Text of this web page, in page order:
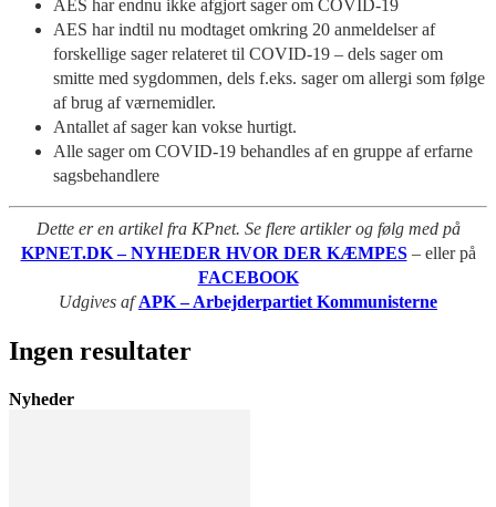
AES har endnu ikke afgjort sager om COVID-19
AES har indtil nu modtaget omkring 20 anmeldelser af
forskellige sager relateret til COVID-19 – dels sager om
smitte med sygdommen, dels f.eks. sager om allergi som følge
af brug af værnemidler.
Antallet af sager kan vokse hurtigt.
Alle sager om COVID-19 behandles af en gruppe af erfarne
sagsbehandlere
Dette er en artikel fra KPnet. Se flere artikler og følg med på
KPNET.DK – NYHEDER HVOR DER KÆMPES – eller på
FACEBOOK
Udgives afAPK – Arbejderpartiet Kommunisterne
Ingen resultater
Nyheder